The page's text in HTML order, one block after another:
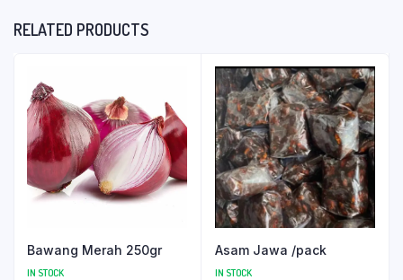
RELATED PRODUCTS
Bawang Merah 250gr
IN STOCK
Asam Jawa /pack
IN STOCK